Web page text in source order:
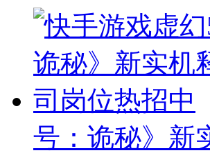
号：诡秘》新